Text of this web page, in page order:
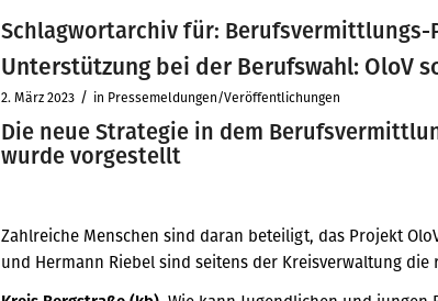
Schlagwortarchiv für: Berufsvermittlungs-
Unterstützung bei der Berufswahl: OloV
2. März 2023 / in Pressemeldungen/Veröffentlichungen
Die neue Strategie in dem
wurde vorgestellt
Zahlreiche Menschen sind daran beteiligt, das Projekt
und Hermann Riebel sind seitens der Kreisverwaltung